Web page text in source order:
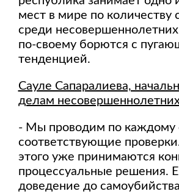
мест в мире по количеству
среди
по-своему борются с
тенденцией.
Сауле Сапаралиева,
делам
- Мы проводим по каждому
соответствующие
этого уже принимаются
процессуальные решения.
доведение до